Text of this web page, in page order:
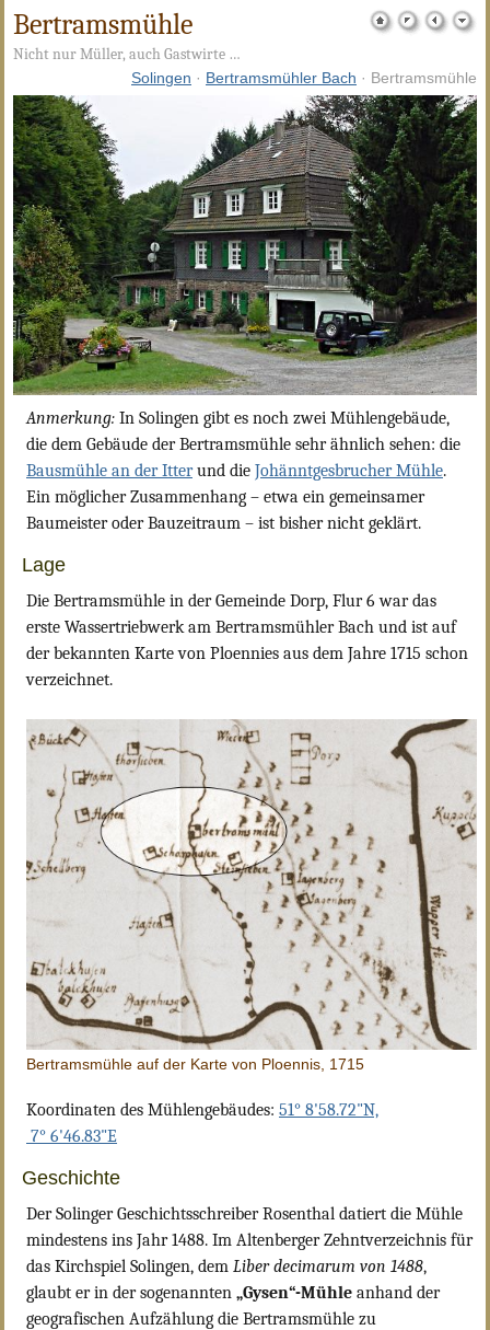
Bertramsmühle
Nicht nur Müller, auch Gastwirte …
Solingen · Bertramsmühler Bach · Bertramsmühle
Anmerkung: In Solingen gibt es noch zwei Mühlengebäude,
die dem Gebäude der Bertramsmühle sehr ähnlich sehen: die
Bausmühle an der Itterund die Johänntgesbrucher Mühle.
Ein möglicher Zusammenhang – etwa ein gemeinsamer
Baumeister oder Bauzeitraum – ist bisher nicht geklärt.
Lage
Die Bertramsmühle in der Gemeinde Dorp, Flur 6 war das
erste Wassertriebwerk am Bertramsmühler Bach und ist auf
der bekannten Karte von Ploennies aus dem Jahre 1715 schon
verzeichnet.
Bertramsmühle auf der Karte von Ploennis, 1715
Koordinaten des Mühlengebäudes: 51° 8'58.72"N,
7° 6'46.83"E
Geschichte
Der Solinger Geschichtsschreiber Rosenthal datiert die Mühle
mindestens ins Jahr 1488. Im Altenberger Zehntverzeichnis für
das Kirchspiel Solingen, dem Liber decimarum von 1488,
glaubt er in der sogenannten „Gysen“-Mühle anhand der
geografischen Aufzählung die Bertramsmühle zu